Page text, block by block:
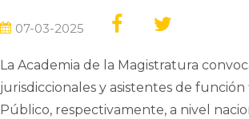
07-03-2025
La Academia de la Magistratura
jurisdiccionales y asistentes de
Público, respectivamente, a nivel